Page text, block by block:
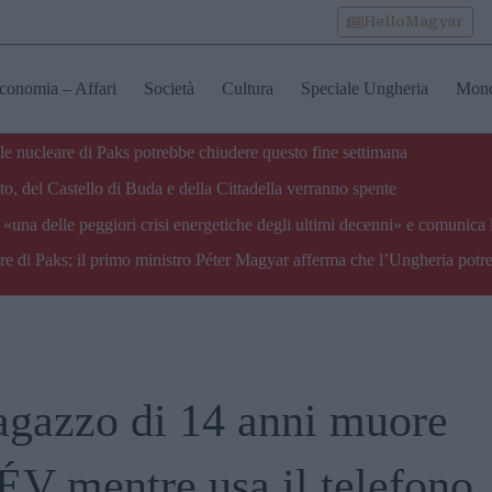
HelloMagyar
– Affari Società Cultura Speciale Ungheria
nucleare di Paks potrebbe chiudere questo fine settimana
del Castello di Buda e della Cittadella verranno spente
delle peggiori crisi energetiche degli ultimi decenni» e comunica
di Paks; il primo ministro Péter Magyar afferma che l’Ungheria
di 14 anni muore